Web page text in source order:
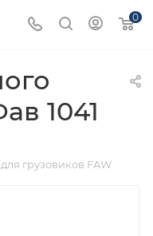
0
1041
грузовиков FAW